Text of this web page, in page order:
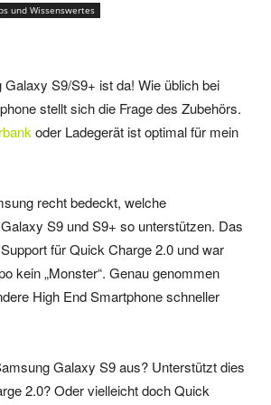
und Wissenswertes
S9/S9+ ist da! Wie üblich bei
stellt sich die Frage des Zubehörs.
oder Ladegerät ist optimal für mein
recht bedeckt, welche
S9 und S9+ so unterstützen. Das
für Quick Charge 2.0 und war
kein „Monster“. Genau genommen
High End Smartphone schneller
Galaxy S9 aus? Unterstützt dies
2.0? Oder vielleicht doch Quick